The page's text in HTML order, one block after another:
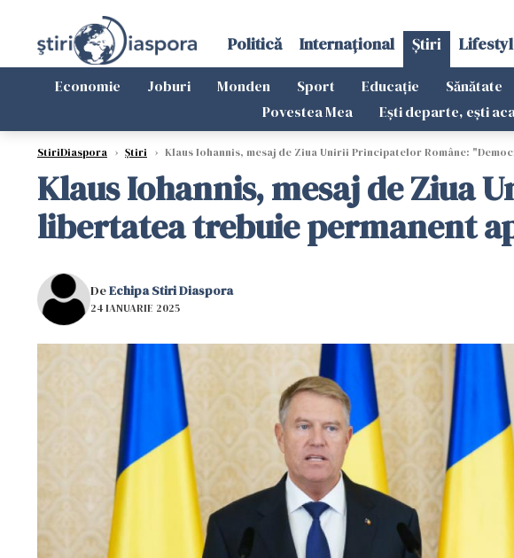
Politică Internațional Știri
Economie Joburi Monden Sport Educație Sănătate
Povestea Mea
Ești departe, ești
StiriDiaspora › Știri › Klaus Iohannis, mesaj de Ziua Unirii Principatelor Române:
Klaus Iohannis, mesaj de Ziua
libertatea trebuie permanent
DeEchipa Stiri Diaspora
24 IANUARIE 2025